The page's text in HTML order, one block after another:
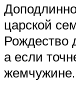
царской
Рождество
а если
жемчужине.